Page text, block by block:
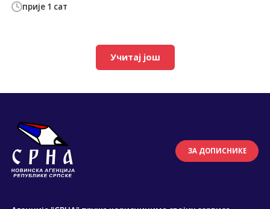
прије 1 сат
Учитај још
ЗА ДОПИСНИКЕ